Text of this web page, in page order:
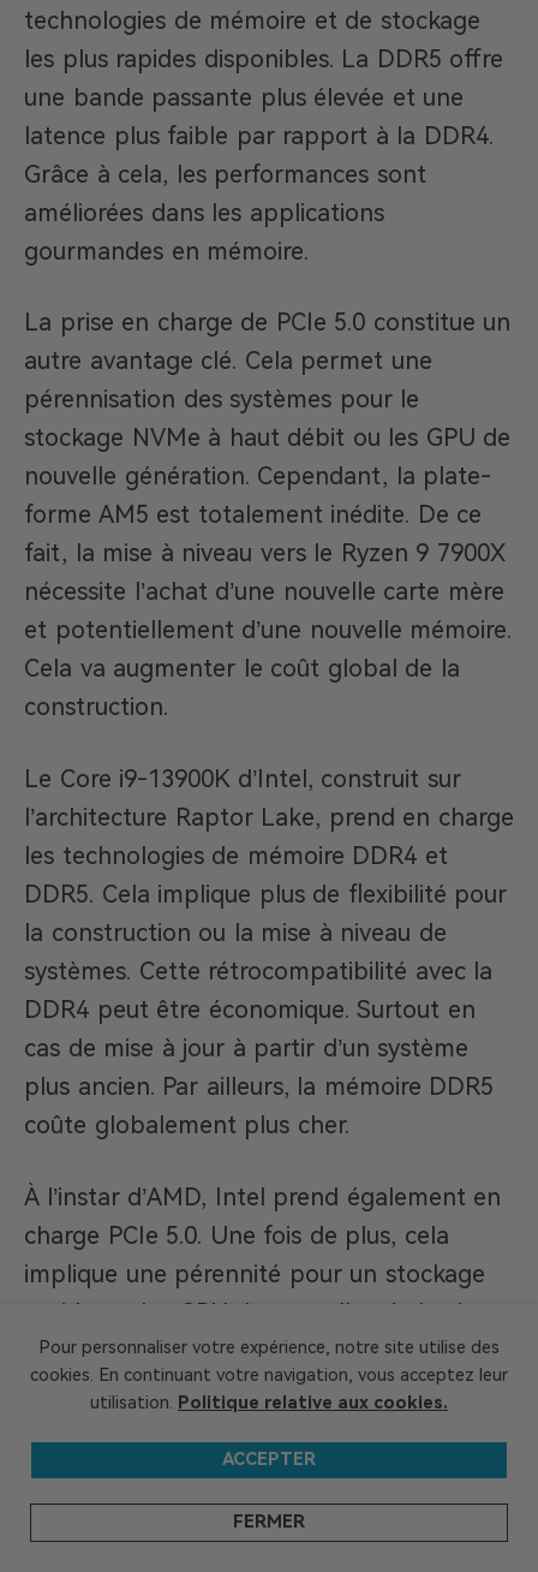
technologies de mémoire et de stockage
les plus rapides disponibles. La DDR5 offre
une bande passante plus élevée et une
latence plus faible par rapport à la DDR4.
Grâce à cela, les performances sont
améliorées dans les applications
gourmandes en mémoire.
La prise en charge de PCIe 5.0 constitue un
autre avantage clé. Cela permet une
pérennisation des systèmes pour le
stockage NVMe à haut débit ou les GPU de
nouvelle génération. Cependant, la plate-
forme AM5 est totalement inédite. De ce
fait, la mise à niveau vers le Ryzen 9 7900X
nécessite l’achat d’une nouvelle carte mère
et potentiellement d’une nouvelle mémoire.
Cela va augmenter le coût global de la
construction.
Le Core i9-13900K d’Intel, construit sur
l’architecture Raptor Lake, prend en charge
les technologies de mémoire DDR4 et
DDR5. Cela implique plus de flexibilité pour
la construction ou la mise à niveau de
systèmes. Cette rétrocompatibilité avec la
DDR4 peut être économique. Surtout en
cas de mise à jour à partir d’un système
plus ancien. Par ailleurs, la mémoire DDR5
coûte globalement plus cher.
À l’instar d’AMD, Intel prend également en
charge PCIe 5.0. Une fois de plus, cela
implique une pérennité pour un stockage
rapide et des GPU de nouvelle génération.
La principale différence réside dans la
flexibilité d’Intel. Afin de réduire les coûts, la
pérennité, la DDR5 reste incontournable.
Prix et rapport qualité-prix
Pour personnaliser votre expérience, notre site utilise des
cookies. En continuant votre navigation, vous acceptez leur
utilisation. Politique relative aux cookies.
ACCEPTER
FERMER